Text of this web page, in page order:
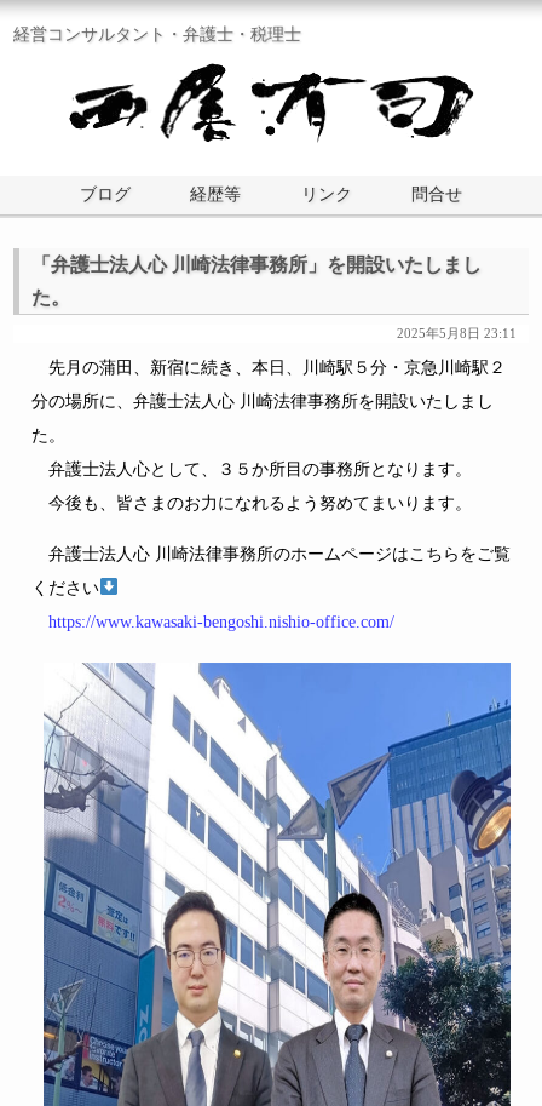
経営コンサルタント・弁護士・税理士
ブログ 経歴等 リンク 問合せ
「弁護士法人心 川崎法律事務所」を開設いたしまし
た。
2025年5月8日 23:11
先月の蒲田、新宿に続き、本日、川崎駅５分・京急川崎駅２
分の場所に、弁護士法人心 川崎法律事務所を開設いたしまし
た。
弁護士法人心として、３５か所目の事務所となります。
今後も、皆さまのお力になれるよう努めてまいります。
弁護士法人心 川崎法律事務所のホームページはこちらをご覧
ください
https://www.kawasaki-bengoshi.nishio-office.com/